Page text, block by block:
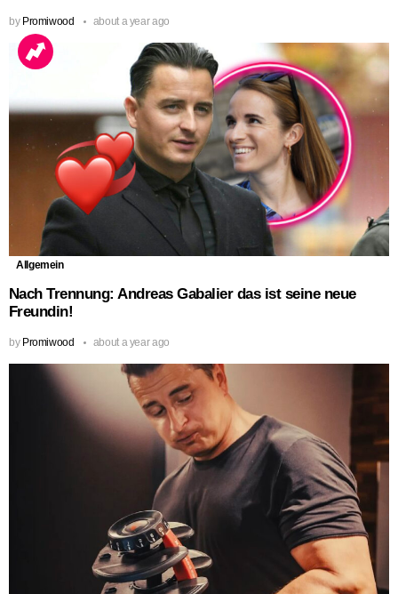
by Promiwood about a year ago
Allgemein
Nach Trennung: Andreas Gabalier das ist seine neue
Freundin!
by Promiwood about a year ago